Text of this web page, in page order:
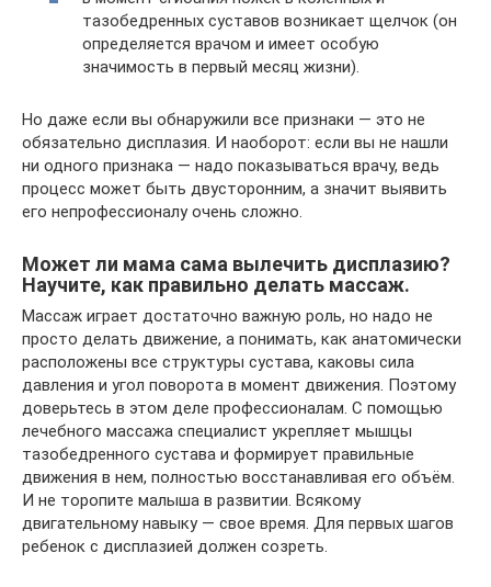
тазобедренных суставов возникает щелчок (он
определяется врачом и имеет особую
значимость в первый месяц жизни).
Но даже если вы обнаружили все признаки — это не
обязательно дисплазия. И наоборот: если вы не нашли
ни одного признака — надо показываться врачу, ведь
процесс может быть двусторонним, а значит выявить
его непрофессионалу очень сложно.
Может ли мама сама вылечить дисплазию?
Научите, как правильно делать массаж.
Массаж играет достаточно важную роль, но надо не
просто делать движение, а понимать, как анатомически
расположены все структуры сустава, каковы сила
давления и угол поворота в момент движения. Поэтому
доверьтесь в этом деле профессионалам. С помощью
лечебного массажа специалист укрепляет мышцы
тазобедренного сустава и формирует правильные
движения в нем, полностью восстанавливая его объём.
И не торопите малыша в развитии. Всякому
двигательному навыку — свое время. Для первых шагов
ребенок с дисплазией должен созреть.